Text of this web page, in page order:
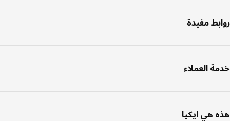
مفيدة
العملاء
هي ايكيا